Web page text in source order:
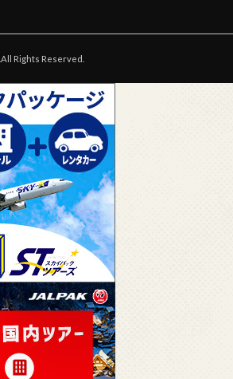
.All Rights Reserved.